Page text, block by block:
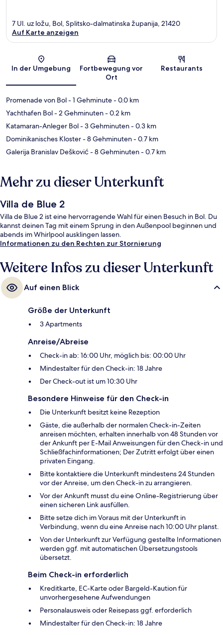
Karte
7 Ul. uz ložu, Bol, Splitsko-dalmatinska županija, 21420
Auf Karte anzeigen
In der Umgebung
Fortbewegung vor
Ort
Restaurants
Promenade von Bol- 1 Gehminute- 0.0 km
Yachthafen Bol- 2 Gehminuten- 0.2 km
Katamaran-Anleger Bol- 3 Gehminuten- 0.3 km
Dominikanisches Kloster- 8 Gehminuten- 0.7 km
Galerija Branislav Dešković - 8 Gehminuten- 0.7 km
Mehr zu dieser Unterkunft
Villa de Blue 2
Villa de Blue 2 ist eine hervorragende Wahl für einen Besuch in Bol. Du
kannst deinen Tag mit einem Sprung in den Außenpool beginnen und
abends im Whirlpool ausklingen lassen.
Informationen zu den Rechten zur Stornierung
Weitere Infos zu dieser Unterkunft
Auf einen Blick
Größe der Unterkunft
3 Apartments
Anreise/Abreise
Check-in ab: 16:00 Uhr, möglich bis: 00:00 Uhr
Mindestalter für den Check-in: 18 Jahre
Der Check-out ist um 10:30 Uhr
Besondere Hinweise für den Check-in
Die Unterkunft besitzt keine Rezeption
Gäste, die außerhalb der normalen Check-in-Zeiten
anreisen möchten, erhalten innerhalb von 48 Stunden vor
der Ankunft per E-Mail Anweisungen für den Check-in und
Schließfachinformationen; Der Zutritt erfolgt über einen
privaten Eingang.
Bitte kontaktiere die Unterkunft mindestens 24 Stunden
vor der Anreise, um den Check-in zu arrangieren.
Vor der Ankunft musst du eine Online-Registrierung über
einen sicheren Link ausfüllen.
Bitte setze dich im Voraus mit der Unterkunft in
Verbindung, wenn du eine Anreise nach 10:00 Uhr planst.
Von der Unterkunft zur Verfügung gestellte Informationen
werden ggf. mit automatischen Übersetzungstools
übersetzt.
Beim Check-in erforderlich
Kreditkarte, EC-Karte oder Bargeld-Kaution für
unvorhergesehene Aufwendungen
Personalausweis oder Reisepass ggf. erforderlich
Mindestalter für den Check-in: 18 Jahre